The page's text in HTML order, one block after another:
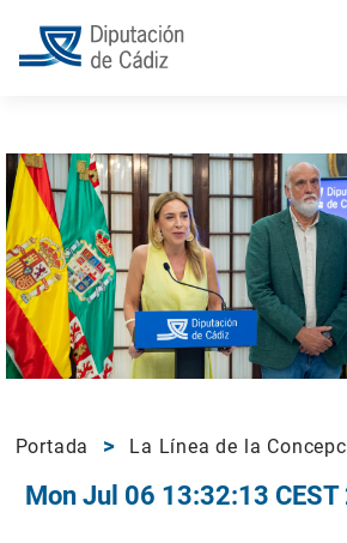
Portada La Línea de la
Mon Jul 06 13:32:13 CEST